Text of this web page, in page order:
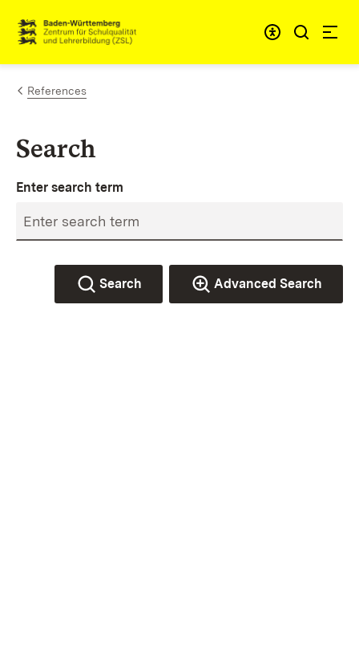
Skip to content
Link to homepage
References
Search
Enter search term
Search Advanced Search